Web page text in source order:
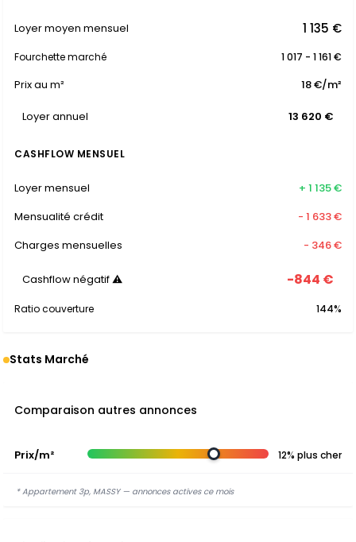
Loyer moyen mensuel 1 135 €
Fourchette marché 1 017 - 1 161 €
Prix au m² 18 €/m²
Loyer annuel 13 620 €
CASHFLOW MENSUEL
Loyer mensuel
+ 1 135 €
Mensualité crédit
- 1 633 €
Charges mensuelles
- 346 €
Cashflow négatif ⚠ -844 €
Ratio couverture 144%
Stats Marché
Comparaison autres annonces
Prix/m² 12% plus cher
* Appartement 3p, MASSY — annonces actives ce mois